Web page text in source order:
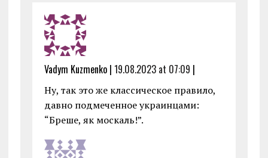
Vadym Kuzmenko | 19.08.2023 at 07:09 |
Ну, так это же классическое правило,
давно подмеченное украинцами:
“Бреше, як москаль!”.